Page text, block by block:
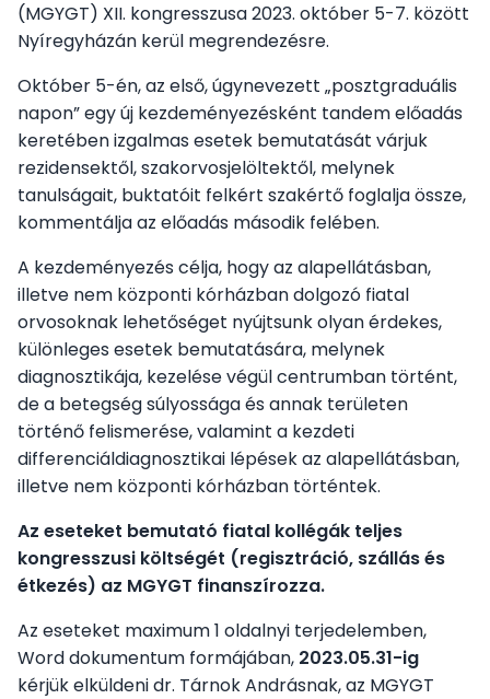
Tagoknak
Vezetőség
A Társaságról
Jelentkezés
Újdonságok, érdekességek
(MGYGT) XII. kongresszusa 2023. október 5-7. között
Nyíregyházán kerül megrendezésre.
Október 5-én, az első, úgynevezett „posztgraduális
napon” egy új kezdeményezésként tandem előadás
keretében izgalmas esetek bemutatását várjuk
rezidensektől, szakorvosjelöltektől, melynek
tanulságait, buktatóit felkért szakértő foglalja össze,
kommentálja az előadás második felében.
A kezdeményezés célja, hogy az alapellátásban,
illetve nem központi kórházban dolgozó fiatal
orvosoknak lehetőséget nyújtsunk olyan érdekes,
különleges esetek bemutatására, melynek
diagnosztikája, kezelése végül centrumban történt,
de a betegség súlyossága és annak területen
történő felismerése, valamint a kezdeti
differenciáldiagnosztikai lépések az alapellátásban,
illetve nem központi kórházban történtek.
Az eseteket bemutató fiatal kollégák teljes
kongresszusi költségét (regisztráció, szállás és
étkezés) az MGYGT finanszírozza.
Az eseteket maximum 1 oldalnyi terjedelemben,
Word dokumentum formájában, 2023.05.31-ig
kérjük elküldeni dr. Tárnok Andrásnak, az MGYGT